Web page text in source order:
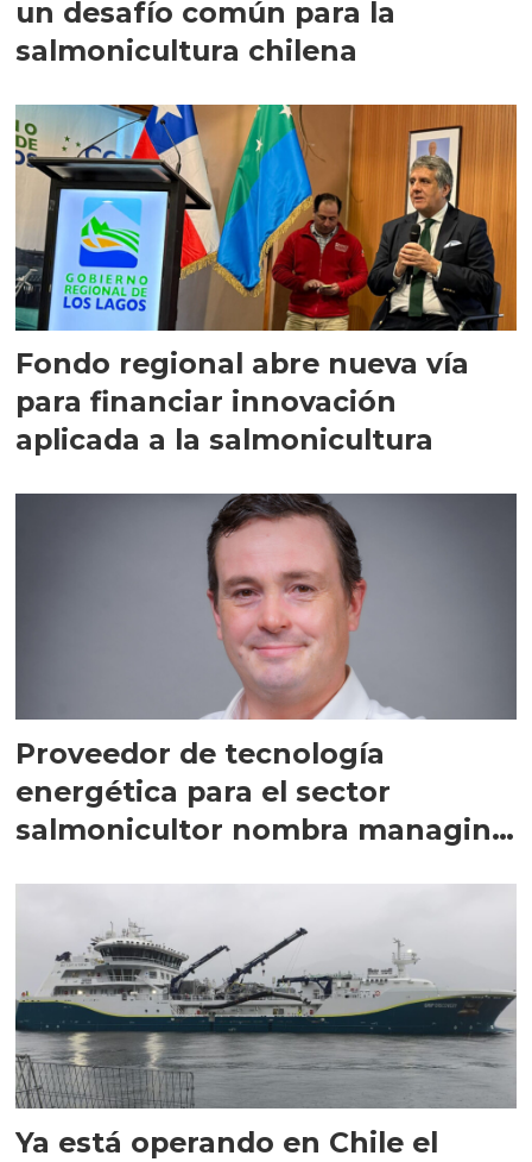
un desafío común para la
salmonicultura chilena
Fondo regional abre nueva vía
para financiar innovación
aplicada a la salmonicultura
Proveedor de tecnología
energética para el sector
salmonicultor nombra managing
Ya está operando en Chile el